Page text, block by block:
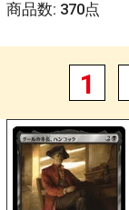
商品数: 370点
1